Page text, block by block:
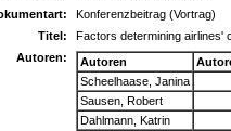
Konferenzbeitrag (Vortrag)
Titel:
Factors determining airlines'
Autoren:
Autoren
Scheelhaase, Janina
Sausen, Robert
Dahlmann, Katrin